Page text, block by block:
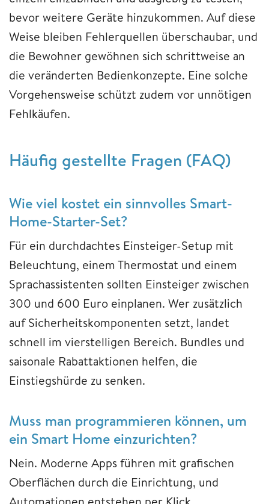
bevor weitere Geräte hinzukommen. Auf diese
Weise bleiben Fehlerquellen überschaubar, und
die Bewohner gewöhnen sich schrittweise an
die veränderten Bedienkonzepte. Eine solche
Vorgehensweise schützt zudem vor unnötigen
Fehlkäufen.
Häufig gestellte Fragen (FAQ)
Wie viel kostet ein sinnvolles Smart-
Home-Starter-Set?
Für ein durchdachtes Einsteiger-Setup mit
Beleuchtung, einem Thermostat und einem
Sprachassistenten sollten Einsteiger zwischen
300 und 600 Euro einplanen. Wer zusätzlich
auf Sicherheitskomponenten setzt, landet
schnell im vierstelligen Bereich. Bundles und
saisonale Rabattaktionen helfen, die
Einstiegshürde zu senken.
Muss man programmieren können, um
ein Smart Home einzurichten?
Nein. Moderne Apps führen mit grafischen
Oberflächen durch die Einrichtung, und